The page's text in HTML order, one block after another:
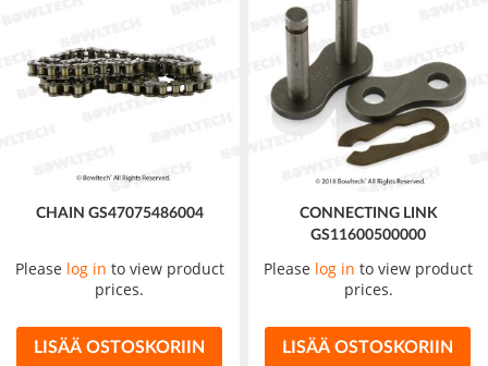
CHAIN GS47075486004
Please log in to view product
prices.
LISÄÄ OSTOSKORIIN
CONNECTING LINK
GS11600500000
Please log in to view product
prices.
LISÄÄ OSTOSKORIIN